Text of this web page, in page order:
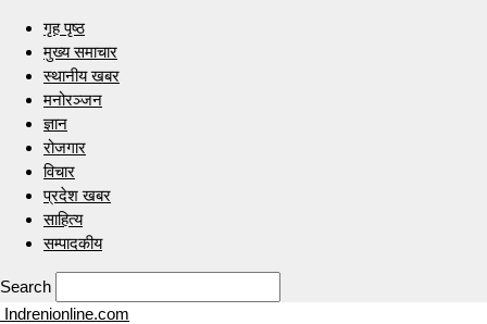
गृह पृष्ठ
मुख्य समाचार
स्थानीय खबर
मनोरञ्जन
ज्ञान
रोजगार
विचार
प्रदेश खबर
साहित्य
सम्पादकीय
Search
Indrenionline.com